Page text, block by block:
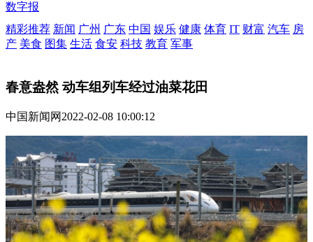
数字报
精彩推荐 新闻 广州 广东 中国 娱乐 健康 体育 IT 财富 汽车 房
产 美食 图集 生活 食安 科技 教育 军事
春意盎然 动车组列车经过油菜花田
中国新闻网 2022-02-08 10:00:12